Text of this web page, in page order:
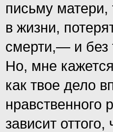
письму матери,
в жизни,
смерти,— и без
Но, мне
как твое дело
нравственного
зависит